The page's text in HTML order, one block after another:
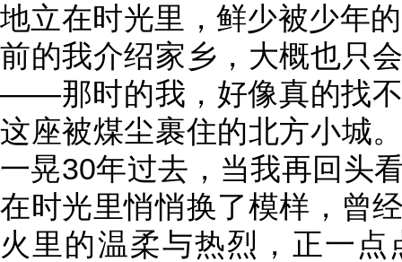
地立在时光里，鲜少被少年
前的我介绍家乡，大概也只
——那时的我，好像真的找
这座被煤尘裹住的北方小城
一晃30年过去，当我再回头
在时光里悄悄换了模样，曾
火里的温柔与热烈，正一